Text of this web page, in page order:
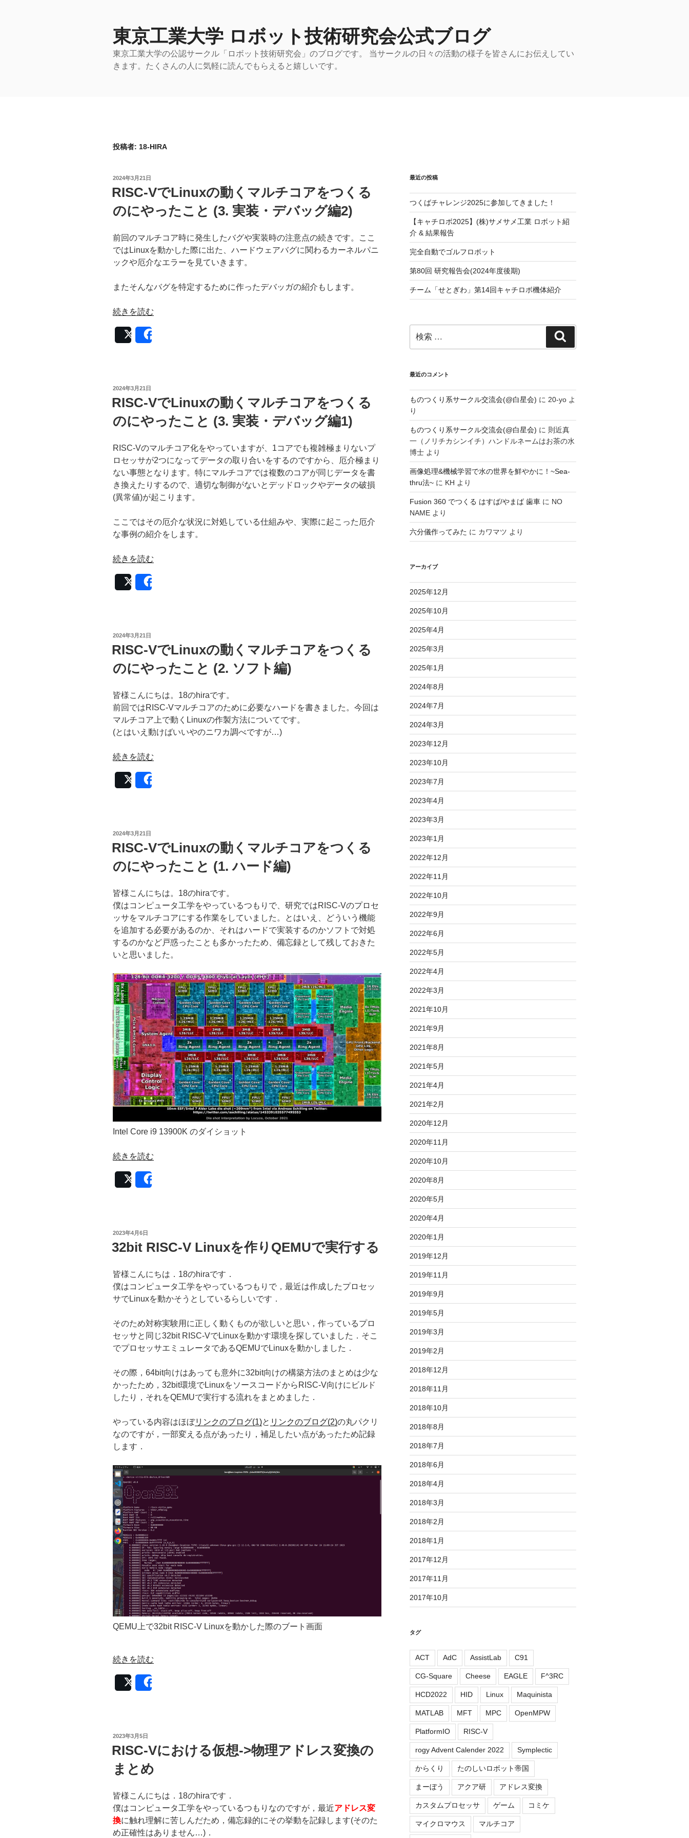
東京工業大学 ロボット技術研究会公式ブログ
東京工業大学の公認サークル「ロボット技術研究会」のブログです。 当サークルの日々の活動の様子を皆さんにお伝えしてい
きます。たくさんの人に気軽に読んでもらえると嬉しいです。
投稿者: 18-HIRA
投
日:
2024年3月21日
RISC-VでLinuxの動くマルチコアをつくる
のにやったこと (3. 実装・デバッグ編2)
前回のマルチコア時に発生したバグや実装時の注意点の続きです。ここ
ではLinuxを動かした際に出た、ハードウェアバグに関わるカーネルパニ
ックや厄介なエラーを見ていきます。
またそんなバグを特定するために作ったデバッガの紹介もします。
“RISC-
く
マ
ル
チ
ア
を
つ
く
る
に
や
た
バ
ッ
グ
2)”
の
続きを読む
Post
投
日:
2024年3月21日
RISC-VでLinuxの動くマルチコアをつくる
のにやったこと (3. 実装・デバッグ編1)
RISC-Vのマルチコア化をやっていますが、1コアでも複雑極まりないプ
ロセッサが2つになってデータの取り合いをするのですから、厄介極まり
ない事態となります。特にマルチコアでは複数のコアが同じデータを書
き換えたりするので、適切な制御がないとデッドロックやデータの破損
(異常値)が起こります。
ここではその厄介な状況に対処している仕組みや、実際に起こった厄介
な事例の紹介をします。
“RISC-
く
マ
ル
チ
ア
を
つ
く
の
(3.
実
装・
バ
ッ
グ
編
1)”
の
続きを読む
Post
投
日:
2024年3月21日
RISC-VでLinuxの動くマルチコアをつくる
のにやったこと (2. ソフト編)
皆様こんにちは。18のhiraです。
前回ではRISC-Vマルチコアのために必要なハードを書きました。今回は
マルチコア上で動くLinuxの作製方法についてです。
(とはいえ動けばいいやのニワカ調べですが…)
“RISC-
く
マ
ル
チ
ア
を
つ
く
る
の
や
っ
た
こ
と
(2.
ソ
フ
ト
編)”
の
続きを読む
Post
投
日:
2024年3月21日
RISC-VでLinuxの動くマルチコアをつくる
のにやったこと (1. ハード編)
皆様こんにちは。18のhiraです。
僕はコンピュータ工学をやっているつもりで、研究ではRISC-Vのプロセ
ッサをマルチコアにする作業をしていました。とはいえ、どういう機能
を追加する必要があるのか、それはハードで実装するのかソフトで対処
するのかなど戸惑ったことも多かったため、備忘録として残しておきた
いと思いました。
Intel Core i9 13900K のダイショット
“RISC-
く
マ
ル
コ
ア
を
く
る
の
や
っ
た
と
(1.
ハ
ー
ド
編)”
の
続きを読む
Post
投
日:
2023年4月6日
32bit RISC-V Linuxを作りQEMUで実行する
皆様こんにちは．18のhiraです．
僕はコンピュータ工学をやっているつもりで，最近は作成したプロセッ
サでLinuxを動かそうとしているらしいです．
そのため対称実験用に正しく動くものが欲しいと思い，作っているプロ
セッサと同じ32bit RISC-VでLinuxを動かす環境を探していました．そこ
でプロセッサエミュレータであるQEMUでLinuxを動かしました．
その際，64bit向けはあっても意外に32bit向けの構築方法のまとめは少な
かったため，32bit環境でLinuxをソースコードからRISC-V向けにビルド
したり，それをQEMUで実行する流れをまとめました．
やっている内容はほぼリンクのブログ(1)と リンクのブログ(2)の丸パクリ
なのですが，一部変える点があったり，補足したい点があったため記録
します．
QEMU上で32bit RISC-V Linuxを動かした際のブート画面
“32bit
り
QEMU
で
実
す
る”
の
続きを読む
Post
投
日:
2023年3月5日
RISC-Vにおける仮想->物理アドレス変換の
まとめ
皆様こんにちは．18のhiraです．
僕はコンピュータ工学をやっているつもりなのですが，最近アドレス変
換に触れ理解に苦しんだため，備忘録的にその挙動を記録します(そのた
め正確性はありません…)．
最近の投稿
つくばチャレンジ2025に参加してきました！
【キャチロボ2025】(株)サメサメ工業 ロボット紹
介 & 結果報告
完全自動でゴルフロボット
第80回 研究報告会(2024年度後期)
チーム「せとぎわ」第14回キャチロボ機体紹介
索:
索
最近のコメント
ものつくり系サークル交流会(@白星会) に 20-yoよ
り
ものつくり系サークル交流会(@白星会) に 則近真
一（ノリチカシンイチ）ハンドルネームはお茶の水
博士より
画像処理&機械学習で水の世界を鮮やかに！~Sea-
thru法~に KH より
Fusion 360 でつくる はすば/やまば 歯車に NO
NAMEより
六分儀作ってみた に カワマツ より
アーカイブ
2025年12月
2025年10月
2025年4月
2025年3月
2025年1月
2024年8月
2024年7月
2024年3月
2023年12月
2023年10月
2023年7月
2023年4月
2023年3月
2023年1月
2022年12月
2022年11月
2022年10月
2022年9月
2022年6月
2022年5月
2022年4月
2022年3月
2021年10月
2021年9月
2021年8月
2021年5月
2021年4月
2021年2月
2020年12月
2020年11月
2020年10月
2020年8月
2020年5月
2020年4月
2020年1月
2019年12月
2019年11月
2019年9月
2019年5月
2019年3月
2019年2月
2018年12月
2018年11月
2018年10月
2018年8月
2018年7月
2018年6月
2018年4月
2018年3月
2018年2月
2018年1月
2017年12月
2017年11月
2017年10月
タグ
ACT AdC AssistLab C91
CG-Square Cheese EAGLE F^3RC
HCD2022 HID Linux Maquinista
MATLAB MFT MPC OpenMPW
PlatformIO RISC-V
rogy Advent Calender 2022 Symplectic
からくり たのしいロボット帝国
まーぼう アクア研 アドレス変換
カスタムプロセッサ ゲーム コミケ
マイクロマウス マルチコア